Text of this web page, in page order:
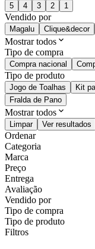
5 4 3 2 1
Vendido por
Magalu Clique&decor
Mostrar todos
Tipo de compra
Compra nacional
Tipo de produto
Jogo de Toalhas Kit
Fralda de Pano
Mostrar todos
Limpar Ver resultados
Ordenar
Categoria
Marca
Preço
Entrega
Avaliação
Vendido por
Tipo de compra
Tipo de produto
Filtros